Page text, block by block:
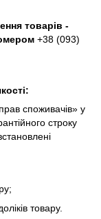
товарів -
+38 (093)
споживачів» у
строку
товару.